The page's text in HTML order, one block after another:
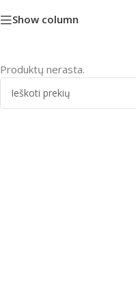
Show column
Produktų nerasta.